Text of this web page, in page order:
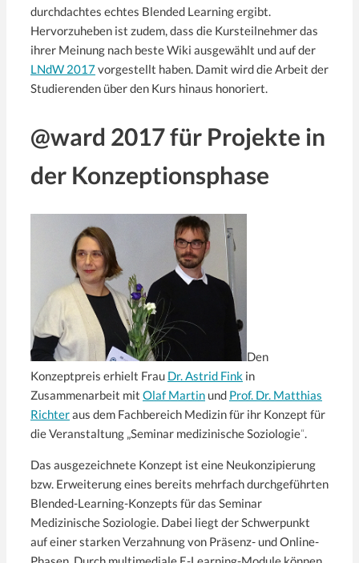
durchdachtes echtes Blended Learning ergibt.
Hervorzuheben ist zudem, dass die Kursteilnehmer das
ihrer Meinung nach beste Wiki ausgewählt und auf der
LNdW 2017 vorgestellt haben. Damit wird die Arbeit der
Studierenden über den Kurs hinaus honoriert.
@ward 2017 für Projekte in
der Konzeptionsphase
Den
Konzeptpreis erhielt Frau Dr. Astrid Fink in
Zusammenarbeit mit Olaf Martin und Prof. Dr. Matthias
Richteraus dem Fachbereich Medizin für ihr Konzept für
die Veranstaltung „Seminar medizinische Soziologie“.
Das ausgezeichnete Konzept ist eine Neukonzipierung
bzw. Erweiterung eines bereits mehrfach durchgeführten
Blended-Learning-Konzepts für das Seminar
Medizinische Soziologie. Dabei liegt der Schwerpunkt
auf einer starken Verzahnung von Präsenz- und Online-